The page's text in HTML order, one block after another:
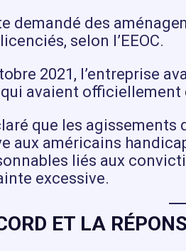
demandé des
selon l’EEOC.
2021, l’entreprise
avaient officiellement
que les
aux américains
liés aux
excessive.
ET LA